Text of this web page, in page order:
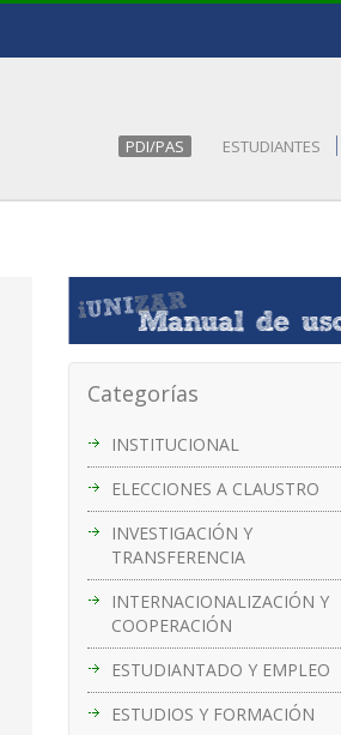
PDI/PAS ESTUDIANTES
Categorías
INSTITUCIONAL
ELECCIONES A CLAUSTRO
INVESTIGACIÓN Y
TRANSFERENCIA
INTERNACIONALIZACIÓN Y
COOPERACIÓN
ESTUDIANTADO Y EMPLEO
ESTUDIOS Y FORMACIÓN